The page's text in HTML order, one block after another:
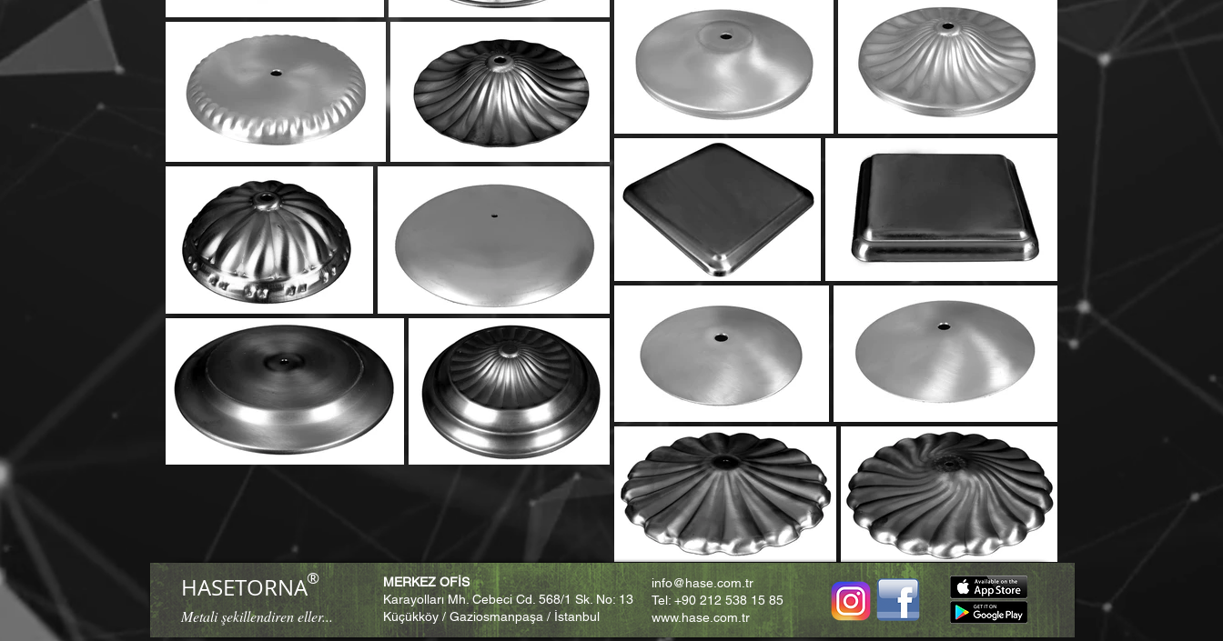
HASETORNA®
Metali şekillendiren eller...
MERKEZ OFİS
Karayolları Mh. Cebeci Cd. 568/1 Sk. No: 13
Küçükköy / Gaziosmanpaşa / İstanbul
info@hase.com.tr
Tel: +90 212 538 15 85
www.hase.com.tr